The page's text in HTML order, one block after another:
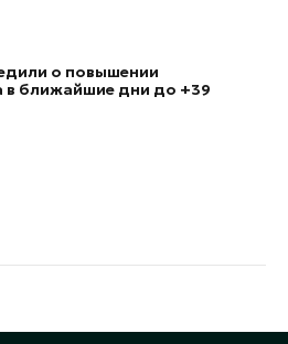
о повышении
в ближайшие дни до +39